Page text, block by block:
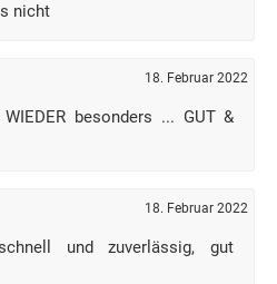
nicht
18. Februar 2022
besonders ... GUT &
18. Februar 2022
und zuverlässig, gut